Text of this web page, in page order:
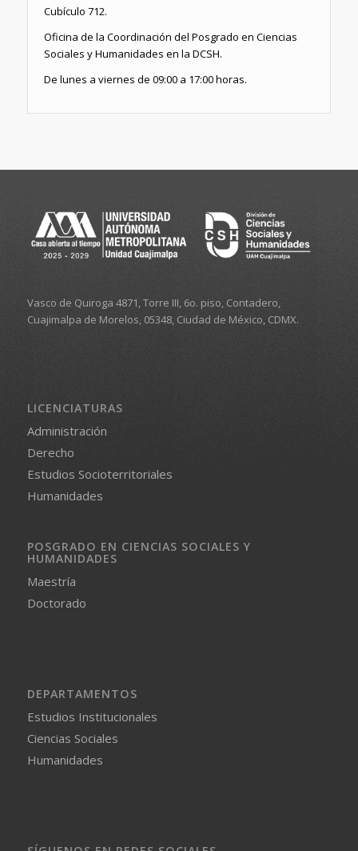
Cubículo 712.
Oficina de la Coordinación del Posgrado en Ciencias
Sociales y Humanidades en la DCSH.
De lunes a viernes de 09:00 a 17:00 horas.
Vasco de Quiroga 4871, Torre III, 6o. piso, Contadero,
Cuajimalpa de Morelos, 05348, Ciudad de México, CDMX.
LICENCIATURAS
Administración
Derecho
Estudios Socioterritoriales
Humanidades
POSGRADO EN CIENCIAS SOCIALES Y
HUMANIDADES
Maestría
Doctorado
DEPARTAMENTOS
Estudios Institucionales
Ciencias Sociales
Humanidades